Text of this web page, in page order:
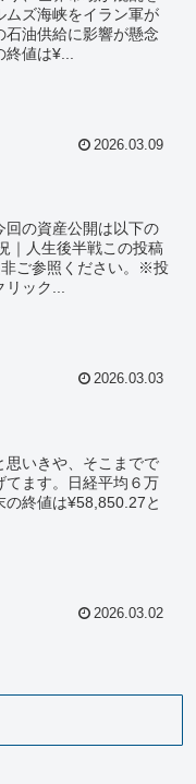
ムズ海峡をイラン軍が
石油供給に影響が懸念
終値は¥...
2026.03.09
回の資産公開は以下の
｜人生後半戦この投稿
ご参照ください。※投
リック...
2026.03.03
思いきや、そこまでで
てます。日経平均６万
終値は¥58,850.27と
2026.03.02